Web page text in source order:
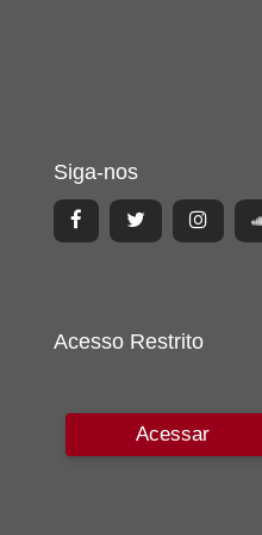
Siga-nos
Acesso Restrito
Acessar